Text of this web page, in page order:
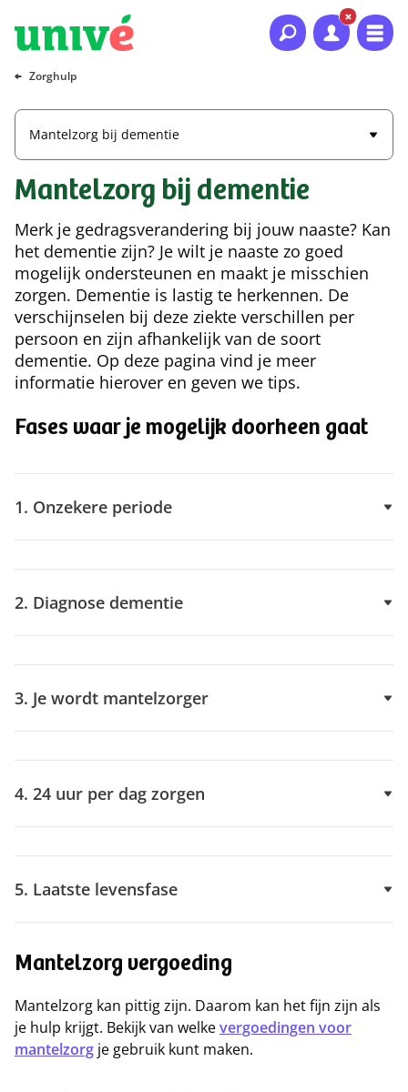
Naar hoofdinhoud
Naar hoofdnavigatie
Naar footer
Zorghulp
Mantelzorg bij dementie
Mantelzorg bij dementie
Merk je gedragsverandering bij jouw naaste? Kan
het dementie zijn? Je wilt je naaste zo goed
mogelijk ondersteunen en maakt je misschien
zorgen. Dementie is lastig te herkennen. De
verschijnselen bij deze ziekte verschillen per
persoon en zijn afhankelijk van de soort
dementie. Op deze pagina vind je meer
informatie hierover en geven we tips.
Fases waar je mogelijk doorheen gaat
1. Onzekere periode
2. Diagnose dementie
3. Je wordt mantelzorger
4. 24 uur per dag zorgen
5. Laatste levensfase
Mantelzorg vergoeding
Mantelzorg kan pittig zijn. Daarom kan het fijn zijn als
je hulp krijgt. Bekijk van welkevergoedingen voor
mantelzorg je gebruik kunt maken.